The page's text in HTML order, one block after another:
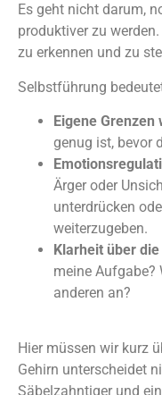
Es geht nicht darum,
produktiver zu
zu erkennen und zu
Selbstführung
Eigene Grenzen
genug ist, bevor
Ärger oder
unterdrücken
weiterzugeben.
Klarheit über
meine Aufgabe?
anderen an?
Hier müssen wir kurz
Gehirn unterscheidet
Säbelzahntiger und